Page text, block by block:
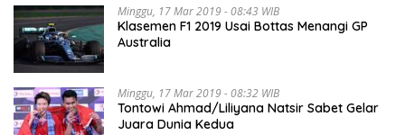
Minggu, 17 Mar 2019 - 08:43 WIB
Klasemen F1 2019 Usai Bottas Menangi GP
Australia
Minggu, 17 Mar 2019 - 08:32 WIB
Tontowi Ahmad/Liliyana Natsir Sabet Gelar
Juara Dunia Kedua